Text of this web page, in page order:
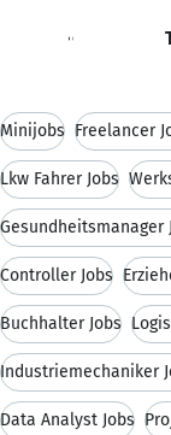
Positionen
Minijobs Freelancer
Lkw Fahrer Jobs
Gesundheitsmanager
Controller Jobs
Buchhalter Jobs
Industriemechaniker
Data Analyst Jobs